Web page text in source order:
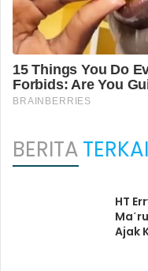
BERITA
HT
Ajak